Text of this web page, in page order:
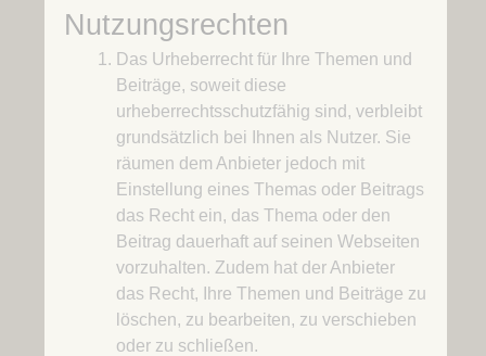
Nutzungsrechten
Das Urheberrecht für Ihre Themen und
Beiträge, soweit diese
urheberrechtsschutzfähig sind, verbleibt
grundsätzlich bei Ihnen als Nutzer. Sie
räumen dem Anbieter jedoch mit
Einstellung eines Themas oder Beitrags
das Recht ein, das Thema oder den
Beitrag dauerhaft auf seinen Webseiten
vorzuhalten. Zudem hat der Anbieter
das Recht, Ihre Themen und Beiträge zu
löschen, zu bearbeiten, zu verschieben
oder zu schließen.